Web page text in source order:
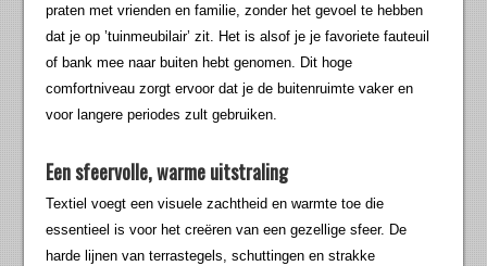
praten met vrienden en familie, zonder het gevoel te hebben
dat je op ’tuinmeubilair’ zit. Het is alsof je je favoriete fauteuil
of bank mee naar buiten hebt genomen. Dit hoge
comfortniveau zorgt ervoor dat je de buitenruimte vaker en
voor langere periodes zult gebruiken.
Een sfeervolle, warme uitstraling
Textiel voegt een visuele zachtheid en warmte toe die
essentieel is voor het creëren van een gezellige sfeer. De
harde lijnen van terrastegels, schuttingen en strakke